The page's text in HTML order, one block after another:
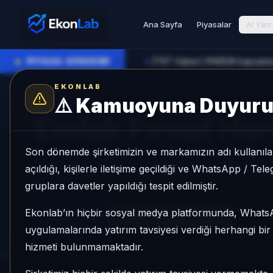
Ana Sayfa Piyasalar AI
EKONLAB
⚠️Kamuoyuna Duyuru
Son dönemde şirketimizin ve markamızın adı
açıldığı, kişilerle iletişime geçildiği ve WhatsApp /
gruplara davetler yapıldığı tespit edilmiştir.
Ekonlab’ın hiçbir sosyal medya platformunda,
uygulamalarında yatırım tavsiyesi verdiği herhangi
hizmeti bulunmamaktadır.
● PİYASA GÜNDEMİ
YENI MOTOR
Emlak Fırsat
Konut fiyat verisini EVDS üzerinden canlı
gösterir.
Karma Bazlı TÜFE Bazlı USD Bazlı